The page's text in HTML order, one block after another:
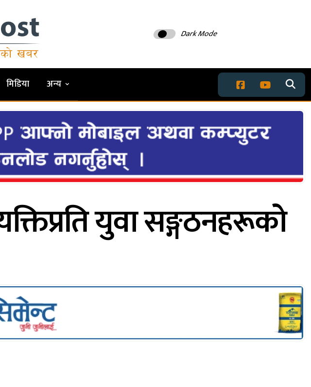
Dark Mode
मिडिया अन्य
युवा सङ्गठनहरूको